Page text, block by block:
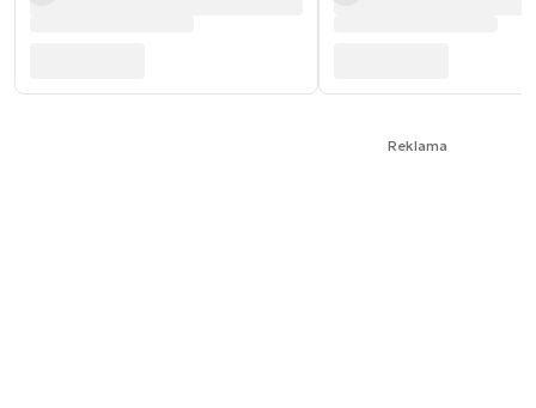
Reklama